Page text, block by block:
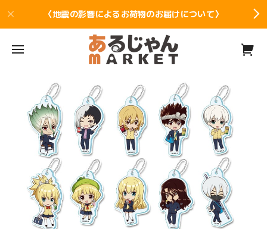
〈地震の影響によるお荷物のお届けについて〉